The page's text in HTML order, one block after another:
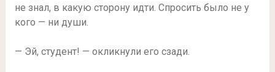
не знал, в какую сторону идти. Спросить было не у
кого — ни души.
— Эй, студент! — окликнули его сзади.